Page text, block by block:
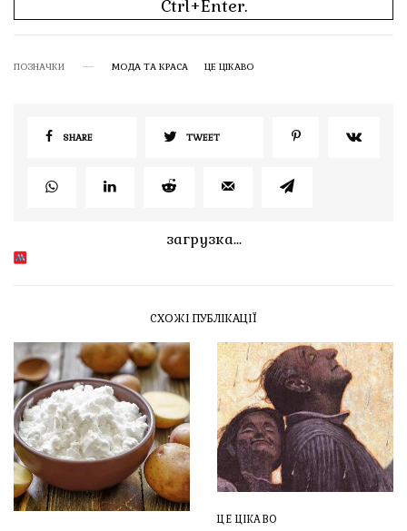
Ctrl+Enter.
ПОЗНАЧКИ МОДА ТА КРАСА ЦЕ ЦІКАВО
SHARE TWEET
загрузка...
СХОЖІ ПУБЛІКАЦІЇ
ЦЕ ЦІКАВО